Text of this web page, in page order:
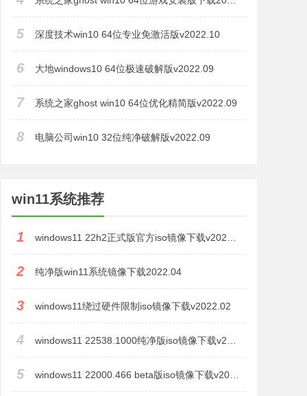
5 深度技术win10 64位专业免激活版v2022.10
6 大地windows10 64位极速破解版v2022.09
7 系统之家ghost win10 64位优化精简版v2022.09
8 电脑公司win10 32位纯净破解版v2022.09
win11系统推荐
1
2 纯净版win11系统镜像下载2022.04
3 windows11绕过硬件限制iso镜像下载v2022.02
4
5